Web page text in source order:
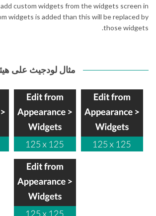
custom widgets from the widgets screen in
widgets is added than this will be replaced by
those widgets.
مثال لودجيث على